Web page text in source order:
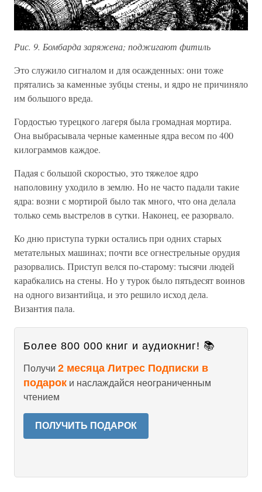
Рис. 9. Бомбарда заряжена; поджигают фитиль
Это служило сигналом и для осажденных: они тоже
прятались за каменные зубцы стены, и ядро не причиняло
им большого вреда.
Гордостью турецкого лагеря была громадная мортира.
Она выбрасывала черные каменные ядра весом по 400
килограммов каждое.
Падая с большой скоростью, это тяжелое ядро
наполовину уходило в землю. Но не часто падали такие
ядра: возни с мортирой было так много, что она делала
только семь выстрелов в сутки. Наконец, ее разорвало.
Ко дню приступа турки остались при одних старых
метательных машинах; почти все огнестрельные орудия
разорвались. Приступ велся по-старому: тысячи людей
карабкались на стены. Но у турок было пятьдесят воинов
на одного византийца, и это решило исход дела.
Византия пала.
Более 800 000 книг и аудиокниг! 📚
Получи 2 месяца Литрес Подписки в
подарок и наслаждайся неограниченным
чтением
ПОЛУЧИТЬ ПОДАРОК